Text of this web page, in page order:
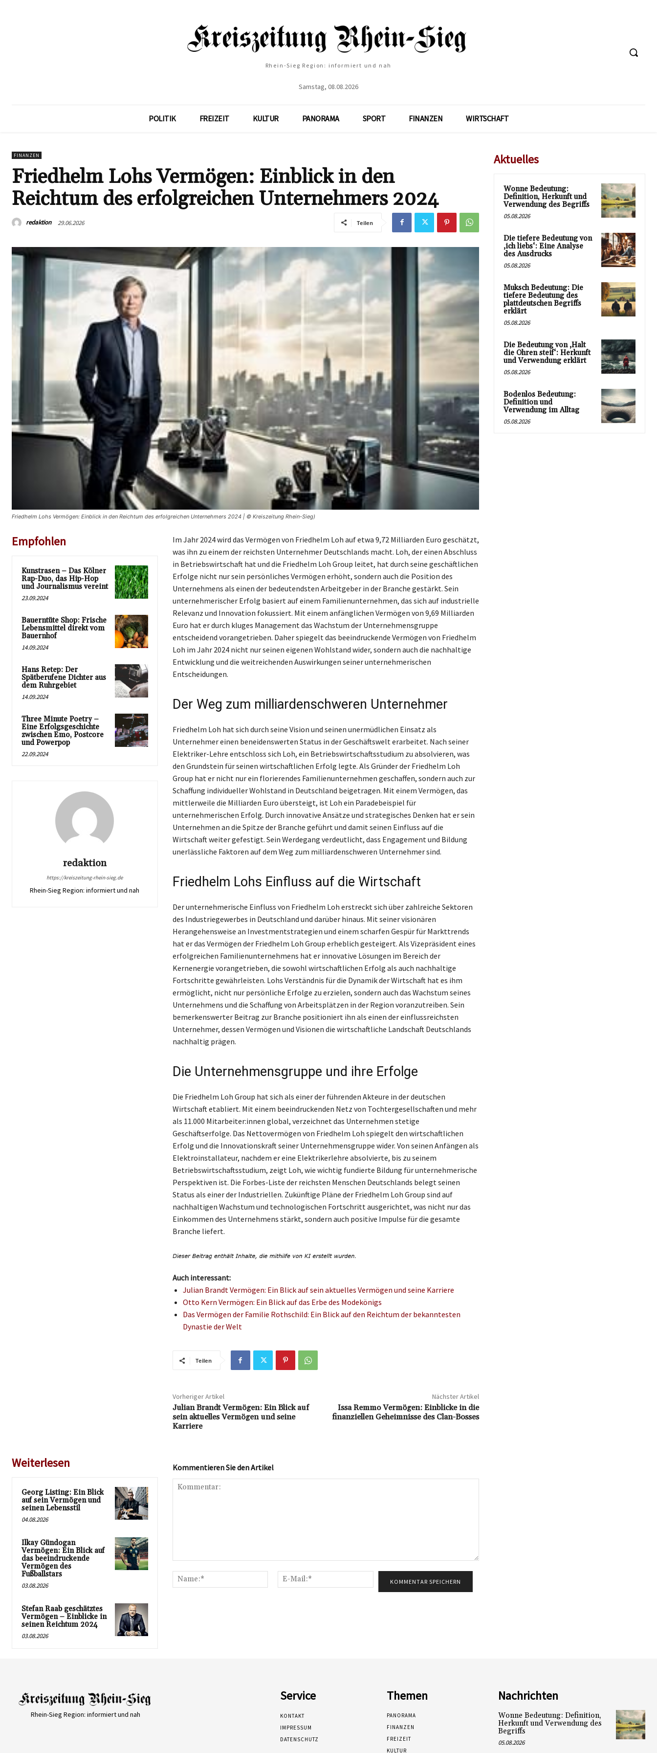
Rhein-Sieg Region: informiert und nah
Samstag, 08.08.2026
POLITIK FREIZEIT KULTUR PANORAMA SPORT FINANZEN WIRTSCHAFT
FINANZEN
Friedhelm Lohs Vermögen: Einblick in den
Reichtum des erfolgreichen Unternehmers 2024
redaktion 29.06.2026 Teilen
Friedhelm Lohs Vermögen: Einblick in den Reichtum des erfolgreichen Unternehmers 2024 | © Kreiszeitung Rhein-Sieg)
Empfohlen
Kunstrasen – Das Kölner
Rap-Duo, das Hip-Hop
und Journalismus vereint
23.09.2024
Bauerntüte Shop: Frische
Lebensmittel direkt vom
Bauernhof
14.09.2024
Hans Retep: Der
Spätberufene Dichter aus
dem Ruhrgebiet
14.09.2024
Three Minute Poetry –
Eine Erfolgsgeschichte
zwischen Emo, Postcore
und Powerpop
22.09.2024
redaktion
https://kreiszeitung-rhein-sieg.de
Rhein-Sieg Region: informiert und nah
Im Jahr 2024 wird das Vermögen von Friedhelm Loh auf etwa 9,72 Milliarden Euro geschätzt,
was ihn zu einem der reichsten Unternehmer Deutschlands macht. Loh, der einen Abschluss
in Betriebswirtschaft hat und die Friedhelm Loh Group leitet, hat durch seine geschäftlichen
Erfolge nicht nur sein persönliches Vermögen erhöht, sondern auch die Position des
Unternehmens als einen der bedeutendsten Arbeitgeber in der Branche gestärkt. Sein
unternehmerischer Erfolg basiert auf einem Familienunternehmen, das sich auf industrielle
Relevanz und Innovation fokussiert. Mit einem anfänglichen Vermögen von 9,69 Milliarden
Euro hat er durch kluges Management das Wachstum der Unternehmensgruppe
entscheidend vorangetrieben. Daher spiegelt das beeindruckende Vermögen von Friedhelm
Loh im Jahr 2024 nicht nur seinen eigenen Wohlstand wider, sondern auch die nachhaltige
Entwicklung und die weitreichenden Auswirkungen seiner unternehmerischen
Entscheidungen.
Der Weg zum milliardenschweren Unternehmer
Friedhelm Loh hat sich durch seine Vision und seinen unermüdlichen Einsatz als
Unternehmer einen beneidenswerten Status in der Geschäftswelt erarbeitet. Nach seiner
Elektriker-Lehre entschloss sich Loh, ein Betriebswirtschaftsstudium zu absolvieren, was
den Grundstein für seinen wirtschaftlichen Erfolg legte. Als Gründer der Friedhelm Loh
Group hat er nicht nur ein florierendes Familienunternehmen geschaffen, sondern auch zur
Schaffung individueller Wohlstand in Deutschland beigetragen. Mit einem Vermögen, das
mittlerweile die Milliarden Euro übersteigt, ist Loh ein Paradebeispiel für
unternehmerischen Erfolg. Durch innovative Ansätze und strategisches Denken hat er sein
Unternehmen an die Spitze der Branche geführt und damit seinen Einfluss auf die
Wirtschaft weiter gefestigt. Sein Werdegang verdeutlicht, dass Engagement und Bildung
unerlässliche Faktoren auf dem Weg zum milliardenschweren Unternehmer sind.
Friedhelm Lohs Einfluss auf die Wirtschaft
Der unternehmerische Einfluss von Friedhelm Loh erstreckt sich über zahlreiche Sektoren
des Industriegewerbes in Deutschland und darüber hinaus. Mit seiner visionären
Herangehensweise an Investmentstrategien und einem scharfen Gespür für Markttrends
hat er das Vermögen der Friedhelm Loh Group erheblich gesteigert. Als Vizepräsident eines
erfolgreichen Familienunternehmens hat er innovative Lösungen im Bereich der
Kernenergie vorangetrieben, die sowohl wirtschaftlichen Erfolg als auch nachhaltige
Fortschritte gewährleisten. Lohs Verständnis für die Dynamik der Wirtschaft hat es ihm
ermöglicht, nicht nur persönliche Erfolge zu erzielen, sondern auch das Wachstum seines
Unternehmens und die Schaffung von Arbeitsplätzen in der Region voranzutreiben. Sein
bemerkenswerter Beitrag zur Branche positioniert ihn als einen der einflussreichsten
Unternehmer, dessen Vermögen und Visionen die wirtschaftliche Landschaft Deutschlands
nachhaltig prägen.
Die Unternehmensgruppe und ihre Erfolge
Die Friedhelm Loh Group hat sich als einer der führenden Akteure in der deutschen
Wirtschaft etabliert. Mit einem beeindruckenden Netz von Tochtergesellschaften und mehr
als 11.000 Mitarbeiter:innen global, verzeichnet das Unternehmen stetige
Geschäftserfolge. Das Nettovermögen von Friedhelm Loh spiegelt den wirtschaftlichen
Erfolg und die Innovationskraft seiner Unternehmensgruppe wider. Von seinen Anfängen als
Elektroinstallateur, nachdem er eine Elektrikerlehre absolvierte, bis zu seinem
Betriebswirtschaftsstudium, zeigt Loh, wie wichtig fundierte Bildung für unternehmerische
Perspektiven ist. Die Forbes-Liste der reichsten Menschen Deutschlands belegt seinen
Status als einer der Industriellen. Zukünftige Pläne der Friedhelm Loh Group sind auf
nachhaltigen Wachstum und technologischen Fortschritt ausgerichtet, was nicht nur das
Einkommen des Unternehmens stärkt, sondern auch positive Impulse für die gesamte
Branche liefert.
Auch interessant:
Julian Brandt Vermögen: Ein Blick auf sein aktuelles Vermögen und seine Karriere
Otto Kern Vermögen: Ein Blick auf das Erbe des Modekönigs
Das Vermögen der Familie Rothschild: Ein Blick auf den Reichtum der bekanntesten
Dynastie der Welt
Teilen
Vorheriger Artikel
Julian Brandt Vermögen: Ein Blick auf
sein aktuelles Vermögen und seine
Karriere
Nächster Artikel
Issa Remmo Vermögen: Einblicke in die
finanziellen Geheimnisse des Clan-Bosses
Weiterlesen
Georg Listing: Ein Blick
auf sein Vermögen und
seinen Lebensstil
04.08.2026
Ilkay Gündogan
Vermögen: Ein Blick auf
das beeindruckende
Vermögen des
Fußballstars
03.08.2026
Stefan Raab geschätztes
Vermögen – Einblicke in
seinen Reichtum 2024
03.08.2026
Kommentieren Sie den Artikel
Name:*
Mail:*
Aktuelles
Wonne Bedeutung:
Definition, Herkunft und
Verwendung des Begriffs
05.08.2026
Die tiefere Bedeutung von
‚ich liebs‘: Eine Analyse
des Ausdrucks
05.08.2026
Muksch Bedeutung: Die
tiefere Bedeutung des
plattdeutschen Begriffs
erklärt
05.08.2026
Die Bedeutung von ‚Halt
die Ohren steif‘: Herkunft
und Verwendung erklärt
05.08.2026
Bodenlos Bedeutung:
Definition und
Verwendung im Alltag
05.08.2026
Rhein-Sieg Region: informiert und nah
Service
KONTAKT
IMPRESSUM
DATENSCHUTZ
Themen
PANORAMA
FINANZEN
FREIZEIT
KULTUR
Nachrichten
Wonne Bedeutung: Definition,
Herkunft und Verwendung des
Begriffs
05.08.2026